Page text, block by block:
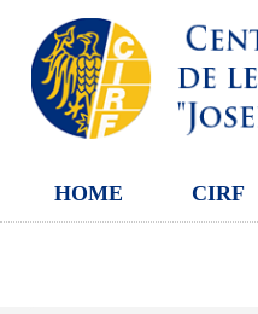
HOME CIRF